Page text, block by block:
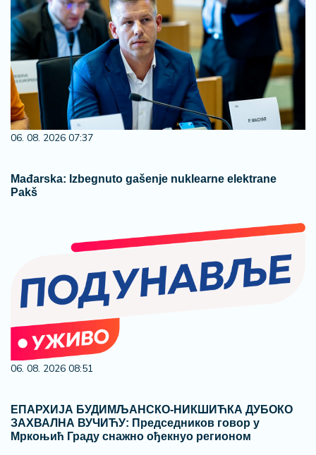
06. 08. 2026 07:37
Mađarska: Izbegnuto gašenje nuklearne elektrane
Pakš
06. 08. 2026 08:51
ЕПАРХИЈА БУДИМЉАНСКО-НИКШИЋКА ДУБОКО
ЗАХВАЛНА ВУЧИЋУ: Председников говор у
Мркоњић Граду снажно ођекнуо регионом